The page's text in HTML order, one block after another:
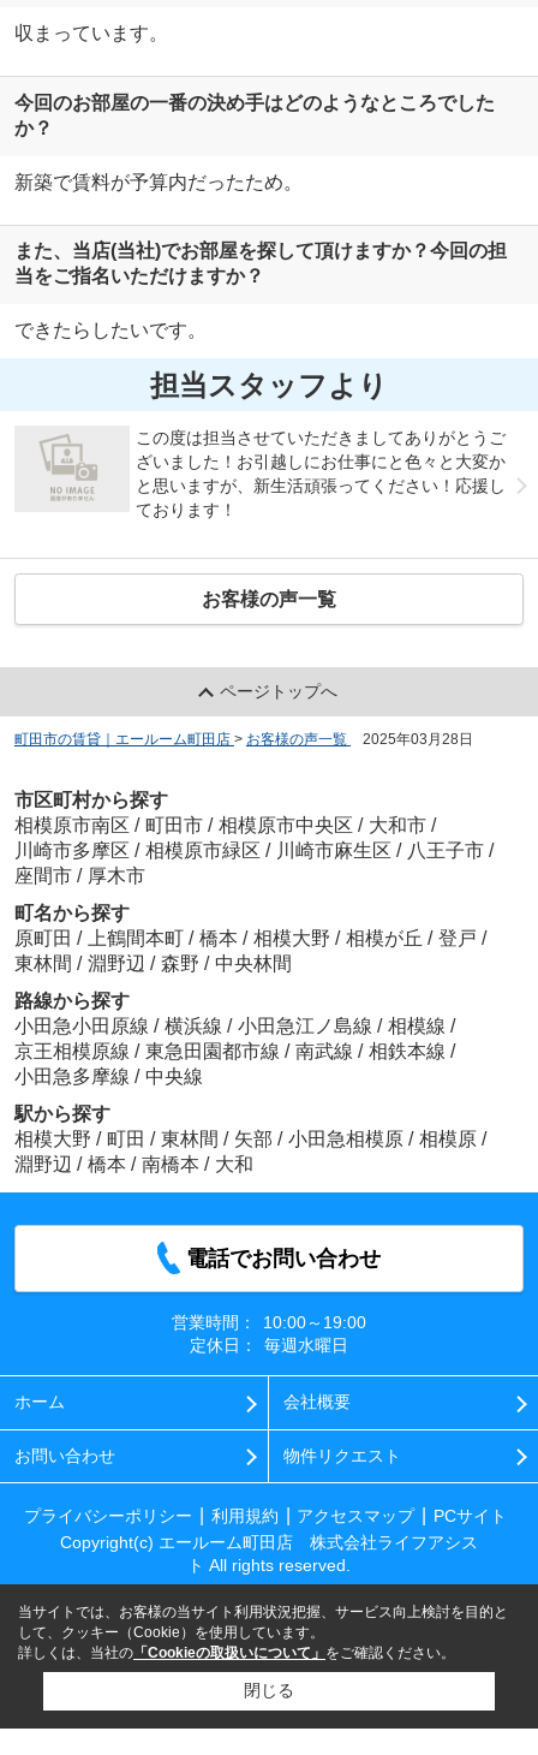
収まっています。
今回のお部屋の一番の決め手はどのようなところでした
か？
新築で賃料が予算内だったため。
また、当店(当社)でお部屋を探して頂けますか？今回の担
当をご指名いただけますか？
できたらしたいです。
担当スタッフより
この度は担当させていただきましてありがとうご
ざいました！お引越しにお仕事にと色々と大変か
と思いますが、新生活頑張ってください！応援し
ております！
お客様の声一覧
ページトップへ
町田市の賃貸｜エールーム町田店 > お客様の声一覧 2025年03月28日
市区町村から探す
相模原市南区 / 町田市 / 相模原市中央区 / 大和市 /
川崎市多摩区 / 相模原市緑区 / 川崎市麻生区 / 八王子市 /
座間市 / 厚木市
町名から探す
原町田 / 上鶴間本町 / 橋本 / 相模大野 / 相模が丘 / 登戸 /
東林間 / 淵野辺 / 森野 / 中央林間
路線から探す
小田急小田原線 / 横浜線 / 小田急江ノ島線 / 相模線 /
京王相模原線 / 東急田園都市線 / 南武線 / 相鉄本線 /
小田急多摩線 / 中央線
駅から探す
相模大野 / 町田 / 東林間 / 矢部 / 小田急相模原 / 相模原 /
淵野辺 / 橋本 / 南橋本 / 大和
電話でお問い合わせ
営業時間：
10:00～19:00
定休日：
毎週水曜日
ホーム 会社概要
お問い合わせ 物件リクエスト
プライバシーポリシー 利用規約 アクセスマップ
PCサイト
Copyright(c) エールーム町田店 株式会社ライフアシス
ト All rights reserved.
当サイトでは、お客様の当サイト利用状況把握、サービス向上検討を目的と
して、クッキー（Cookie）を使用しています。
詳しくは、当社の 「Cookieの取扱いについて」 をご確認ください。
閉じる